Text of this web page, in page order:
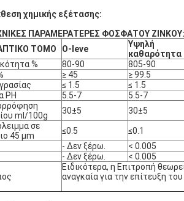
χημικής εξέτασης:
ΠΑΡΑΜΕΡΑΤΕΡΕΣ ΦΟΣΦΑΤΟΥ ΖΙΝΚΟΥ:
ΤΟΜΟ
O-leve
Υψηλή
καθαρότητα
%
80-90 805-90
≥ 45 ≥ 99.5
≤ 1.5 ≤ 1.5
PH
5.5-7 5.5-7
ml/100g
30±5 30±5
σε
45 μm
≤0.5 ≤0.1
- Δεν ξέρω.
< 0.005
- Δεν ξέρω.
< 0.005
Ειδικότερα, η Επιτροπή
αναγκαία για την επίτευξη